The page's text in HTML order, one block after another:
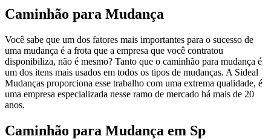
Caminhão para Mudança
Você sabe que um dos fatores mais importantes para o sucesso de
uma mudança é a frota que a empresa que você contratou
disponibiliza, não é mesmo? Tanto que o caminhão para mudança é
um dos itens mais usados em todos os tipos de mudanças. A Sideal
Mudanças proporciona esse trabalho com uma extrema qualidade, é
uma empresa especializada nesse ramo de mercado há mais de 20
anos.
Caminhão para Mudança em Sp